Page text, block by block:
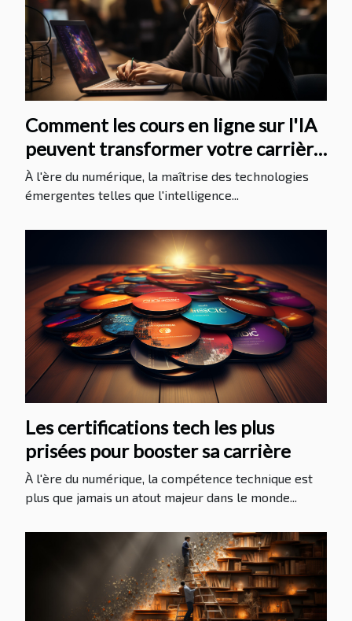
Comment les cours en ligne sur l'IA
peuvent transformer votre carrière
et augmenter votre employabilité
À l'ère du numérique, la maîtrise des technologies
émergentes telles que l'intelligence...
Les certifications tech les plus
prisées pour booster sa carrière
À l'ère du numérique, la compétence technique est
plus que jamais un atout majeur dans le monde...